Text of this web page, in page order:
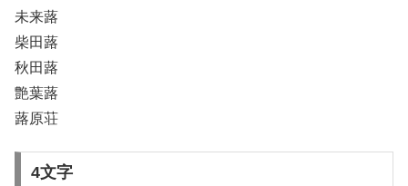
未来蕗
柴田蕗
秋田蕗
艶葉蕗
蕗原荘
4文字